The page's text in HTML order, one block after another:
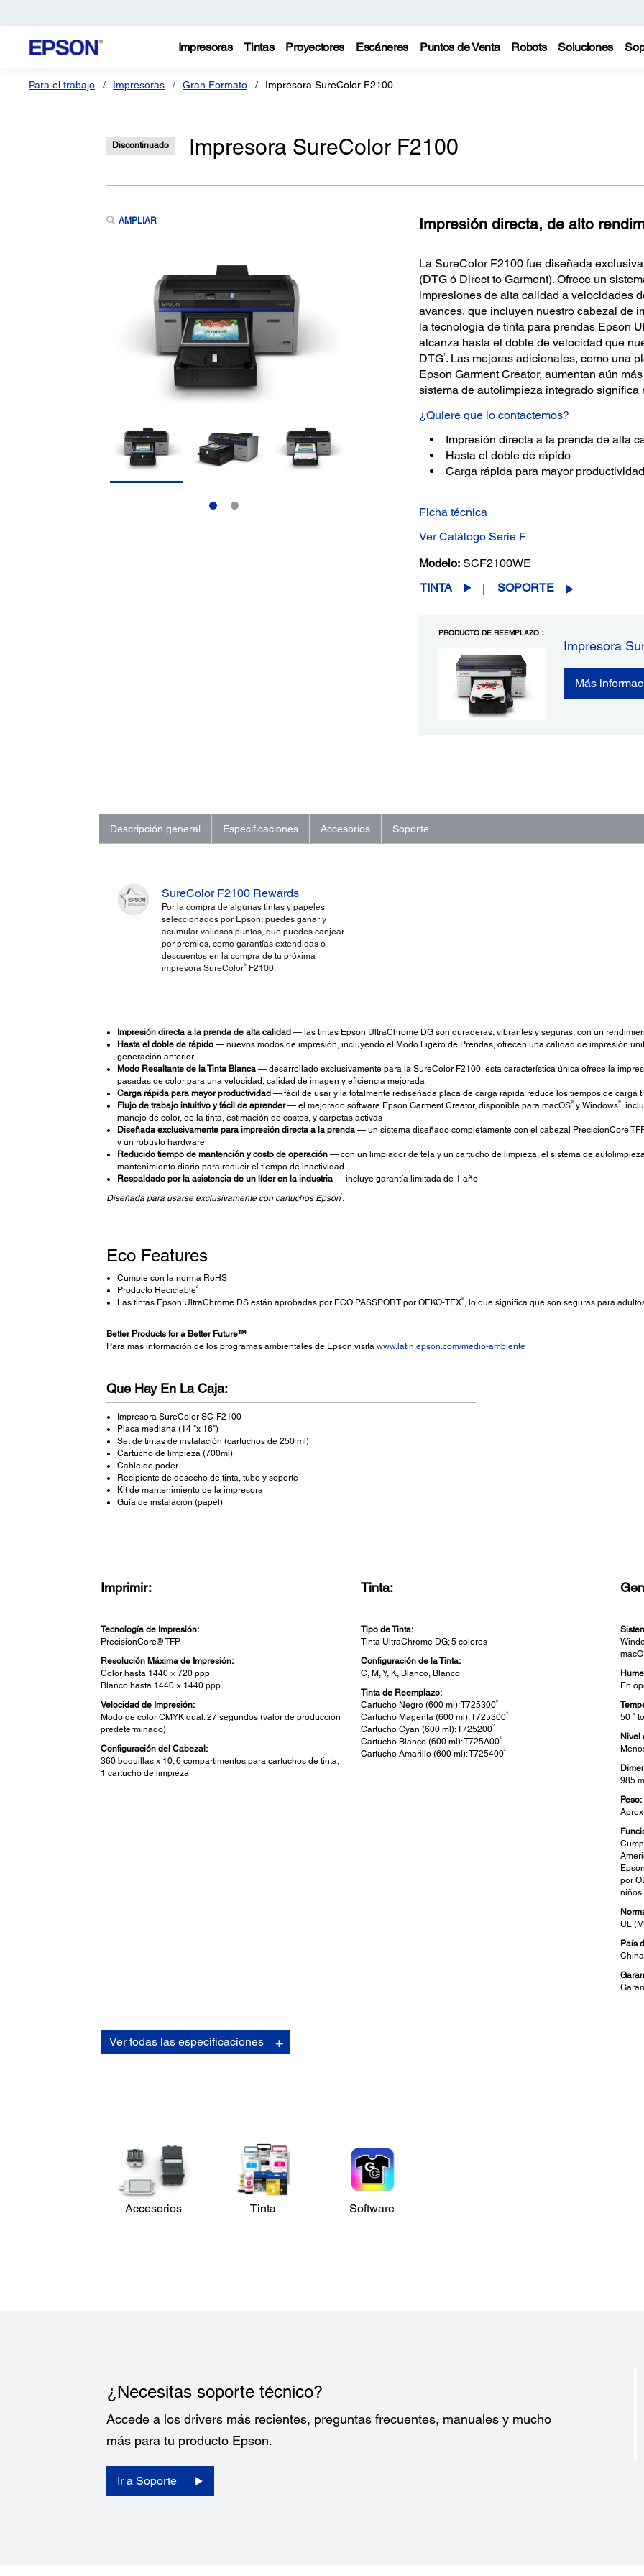
Impresoras Tintas Proyectores Escáneres Puntos de Venta Robots Soluciones
Para el trabajo Impresoras Gran Formato Impresora SureColor F2100
Discontinuado Impresora SureColor F2100
AMPLIAR Impresión directa, de alto
La SureColor F2100 fue diseñada
(DTG ó Direct to Garment). Ofrece un
impresiones de alta calidad a velocidades
avances, que incluyen nuestro cabezal
la tecnología de tinta para prendas Epson
alcanza hasta el doble de velocidad que
DTG1. Las mejoras adicionales, como una
Epson Garment Creator, aumentan aún
sistema de autolimpieza integrado significa
¿Quiere que lo contactemos?
Impresión directa a la prenda de alta
Hasta el doble de rápido
Carga rápida para mayor productividad
Ficha técnica
Ver Catálogo Serie F
Modelo: SCF2100WE
TINTA
SOPORTE
PRODUCTO DE REEMPLAZO :
Impresora
Más
Descripción general Especificaciones Accesorios Soporte
SureColor F2100 Rewards
Por la compra de algunas tintas y papeles
seleccionados por Epson, puedes ganar y
acumular valiosos puntos, que puedes canjear
por premios, como garantías extendidas o
descuentos en la compra de tu próxima
impresora SureColor® F2100.
Impresión directa a la prenda de alta calidad— las tintas Epson UltraChrome DG son duraderas, vibrantes y seguras, con un
Hasta el doble de rápido— nuevos modos de impresión, incluyendo el Modo Ligero de Prendas, ofrecen una calidad de impresión
generación anterior1
Modo Resaltante de la Tinta Blanca— desarrollado exclusivamente para la SureColor F2100, esta característica única ofrece la
pasadas de color para una velocidad, calidad de imagen y eficiencia mejorada
Carga rápida para mayor productividad— fácil de usar y la totalmente rediseñada placa de carga rápida reduce los tiempos de carga
Flujo de trabajo intuitivo y fácil de aprender— el mejorado software Epson Garment Creator, disponible para macOS®y Windows®,
manejo de color, de la tinta, estimación de costos, y carpetas activas
Diseñada exclusivamente para impresión directa a la prenda — un sistema diseñado completamente con el cabezal PrecisionCore
y un robusto hardware
Reducido tiempo de mantención y costo de operación— con un limpiador de tela y un cartucho de limpieza, el sistema de
mantenimiento diario para reducir el tiempo de inactividad
Respaldado por la asistencia de un líder en la industria— incluye garantía limitada de 1 año
Diseñada para usarse exclusivamente con cartuchos Epson * .
Eco Features
Cumple con la norma RoHS
Producto Reciclable2
Las tintas Epson UltraChrome DS están aprobadas por ECO PASSPORT por OEKO-TEX®, lo que significa que son seguras para
Better Products for a Better Future™
Para más información de los programas ambientales de Epson visita www.latin.epson.com/medio-ambiente
Que Hay En La Caja:
Impresora SureColor SC-F2100
Placa mediana (14 "x 16")
Set de tintas de instalación (cartuchos de 250 ml)
Cartucho de limpieza (700ml)
Cable de poder
Recipiente de desecho de tinta, tubo y soporte
Kit de mantenimiento de la impresora
Guía de instalación (papel)
Imprimir:
Tecnología de Impresión:
PrecisionCore® TFP
Resolución Máxima de Impresión:
Color hasta 1440 × 720 ppp
Blanco hasta 1440 × 1440 ppp
Velocidad de Impresión:
Modo de color CMYK dual: 27 segundos (valor de producción
predeterminado)
Configuración del Cabezal:
360 boquillas x 10; 6 compartimentos para cartuchos de tinta;
1 cartucho de limpieza
Tinta:
Tipo de Tinta:
Tinta UltraChrome DG; 5 colores
Configuración de la Tinta:
C, M, Y, K, Blanco, Blanco
Tinta de Reemplazo:
Cartucho Negro (600 ml): T7253002
Cartucho Magenta (600 ml): T7253002
Cartucho Cyan (600 ml): T7252002
Cartucho Blanco (600 ml): T725A002
Cartucho Amarillo (600 ml): T7254002
En
50 ˚
Nivel
985
Peso:
por
niños
UL
País
China
2 años desde la fecha de producción impresa o 6 meses
después de la apertura
La tinta está optimizada para 100% algodón a 50/50 mezclas
de poliéster. La impresora está diseñada para usarse solo con
cartuchos de tinta Epson, no con sistemas de tinta de terceros
Area Máxima de Impresión:
Área de impresión máxima 16 "x 20" (Platina grande opcional)
Ver todas las especificaciones
Accesorios Tinta Software
¿Necesitas soporte técnico?
Accede a los drivers más recientes, preguntas frecuentes, manuales y mucho
más para tu producto Epson.
Ir a Soporte